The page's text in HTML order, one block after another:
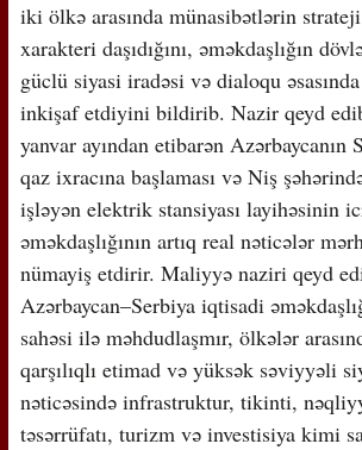
iki ölkə arasında münasibətlərin
xarakteri daşıdığını, əməkdaşlığın
güclü siyasi iradəsi və dialoqu
inkişaf etdiyini bildirib. Nazir qeyd
yanvar ayından etibarən Azərbaycanın
qaz ixracına başlaması və Niş
işləyən elektrik stansiyası layihəsinin
əməkdaşlığının artıq real nəticələr
nümayiş etdirir. Maliyyə naziri qeyd
Azərbaycan–Serbiya iqtisadi
sahəsi ilə məhdudlaşmır, ölkələr
qarşılıqlı etimad və yüksək səviyyəli
nəticəsində infrastruktur, tikinti,
təsərrüfatı, turizm və investisiya kimi